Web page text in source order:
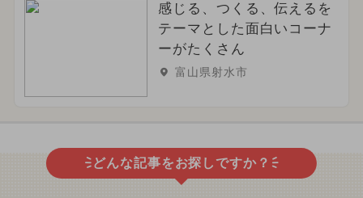
感じる、つくる、伝えるを
テーマとした面白いコーナ
ーがたくさん
富山県射水市
どんな記事をお探しですか？